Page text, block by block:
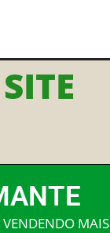
VENDENDO MAIS